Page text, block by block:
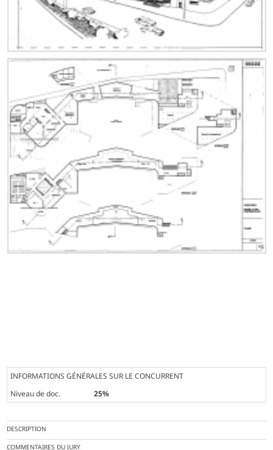
INFORMATIONS GÉNÉRALES SUR LE CONCURRENT
Niveau de doc.
25%
DESCRIPTION
COMMENTAIRES DU JURY